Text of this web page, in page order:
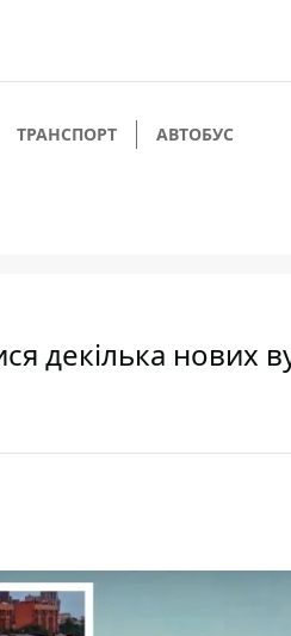
ТРАНСПОРТ АВТОБУС
декілька нових